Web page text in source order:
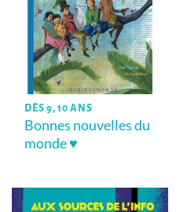
DÈS 9, 10 ANS
Bonnes nouvelles du
monde ♥